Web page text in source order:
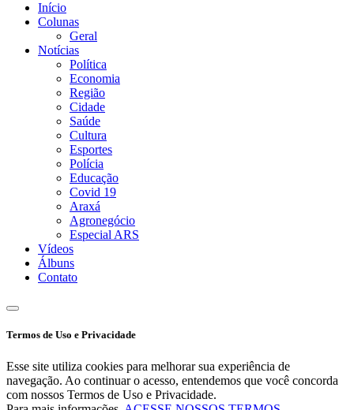
Início
Colunas
Geral
Notícias
Política
Economia
Região
Cidade
Saúde
Cultura
Esportes
Polícia
Educação
Covid 19
Araxá
Agronegócio
Especial ARS
Vídeos
Álbuns
Contato
Termos de Uso e Privacidade
Esse site utiliza cookies para melhorar sua experiência de
navegação. Ao continuar o acesso, entendemos que você concorda
com nossos Termos de Uso e Privacidade.